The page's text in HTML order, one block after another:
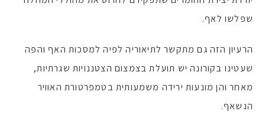
שפלשו לאף.
הרעיון הזה גם מתקשר לתיאוריה לפיה למסכות האף והפה
שעטינו בקורונה יש תועלת בצמצום הצטננויות שגרתיות,
מאחר והן מונעות ירידה משמעותית בטמפרטורת האוויר
הנשאף.